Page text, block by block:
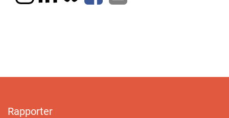
Rapporter